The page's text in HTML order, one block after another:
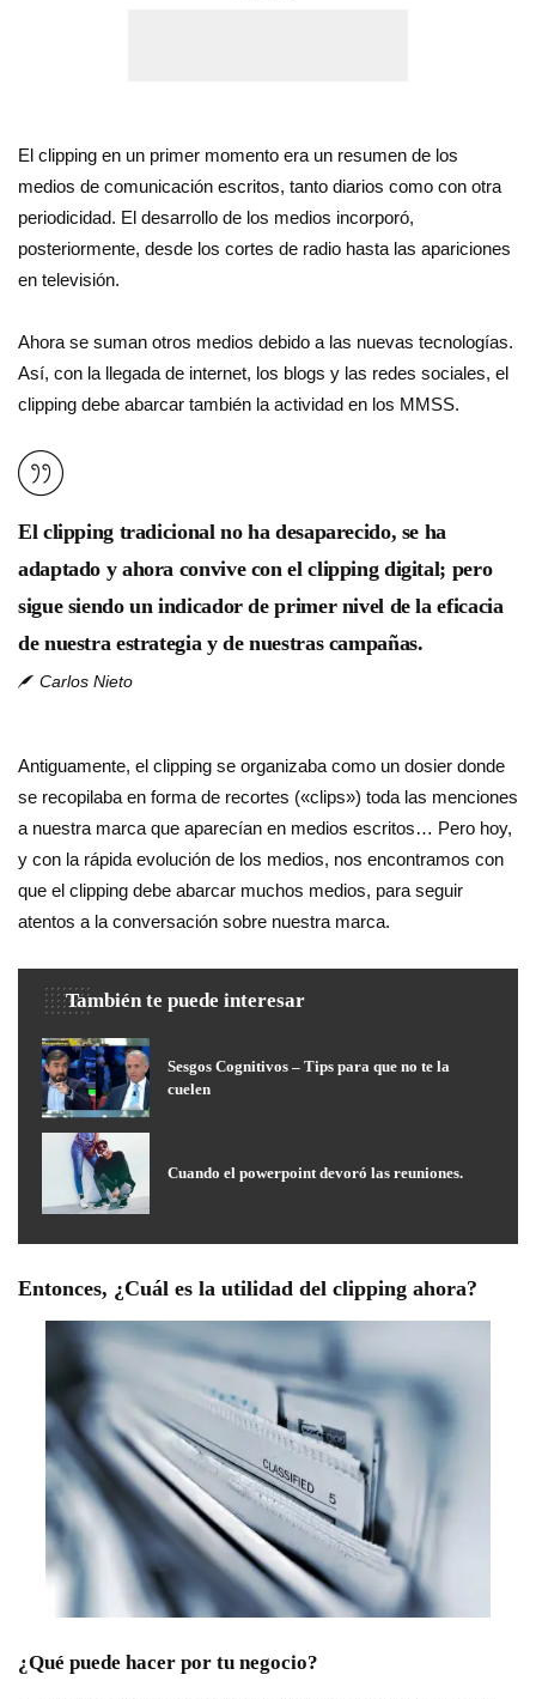
El clipping en un primer momento era un resumen de los
medios de comunicación escritos, tanto diarios como con otra
periodicidad. El desarrollo de los medios incorporó,
posteriormente, desde los cortes de radio hasta las apariciones
en televisión.
Ahora se suman otros medios debido a las nuevas tecnologías.
Así, con la llegada de internet, los blogs y las redes sociales, el
clipping debe abarcar también la actividad en los MMSS.
El clipping tradicional no ha desaparecido, se ha
adaptado y ahora convive con el clipping digital; pero
sigue siendo un indicador de primer nivel de la eficacia
de nuestra estrategia y de nuestras campañas.
Carlos Nieto
Antiguamente, el clipping se organizaba como un dosier donde
se recopilaba en forma de recortes («clips») toda las menciones
a nuestra marca que aparecían en medios escritos… Pero hoy,
y con la rápida evolución de los medios, nos encontramos con
que el clipping debe abarcar muchos medios, para seguir
atentos a la conversación sobre nuestra marca.
También te puede interesar
Sesgos Cognitivos – Tips para que no te la
cuelen
Cuando el powerpoint devoró las reuniones.
Entonces, ¿Cuál es la utilidad del clipping ahora?
¿Qué puede hacer por tu negocio?